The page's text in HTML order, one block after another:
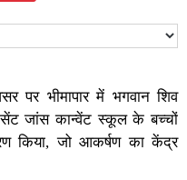
पर भीमापार में भगवान शिव
सेंट जांस कान्वेंट स्कूल के बच्चों
किया, जो आकर्षण का केंद्र